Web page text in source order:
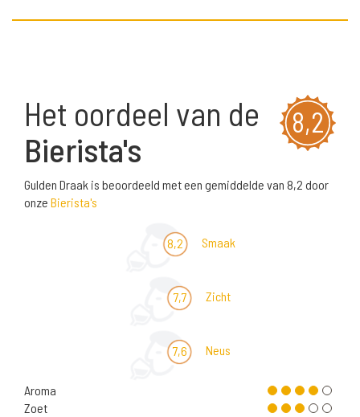
8,2
Het oordeel van de
Bierista's
Gulden Draak is beoordeeld met een gemiddelde van 8,2 door
onze Bierista's
8,2 Smaak
7,7 Zicht
7,6 Neus
Aroma
Zoet